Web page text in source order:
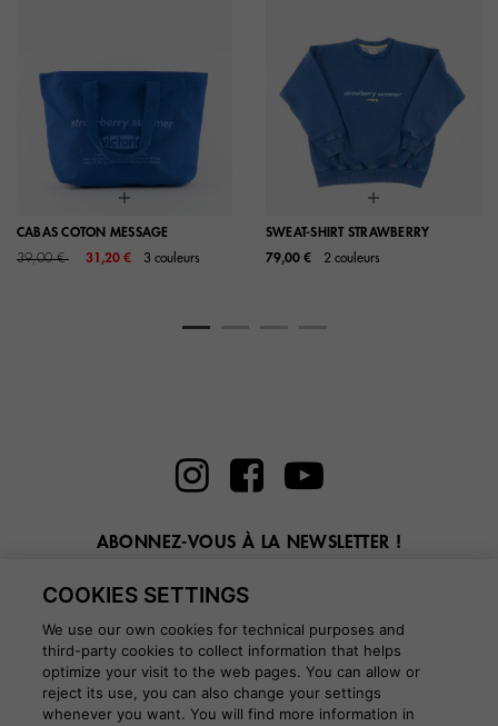
CABAS COTON MESSAGE
Price reduced from
39,00 €to 31,20 € 3 couleurs
SWEAT-SHIRT STRAWBERRY
79,00 €
2 couleurs
ABONNEZ-VOUS À LA NEWSLETTER !
BLOG
COOKIES SETTINGS
We use our own cookies for technical purposes and
third-party cookies to collect information that helps
optimize your visit to the web pages. You can allow or
reject its use, you can also change your settings
whenever you want. You will find more information in